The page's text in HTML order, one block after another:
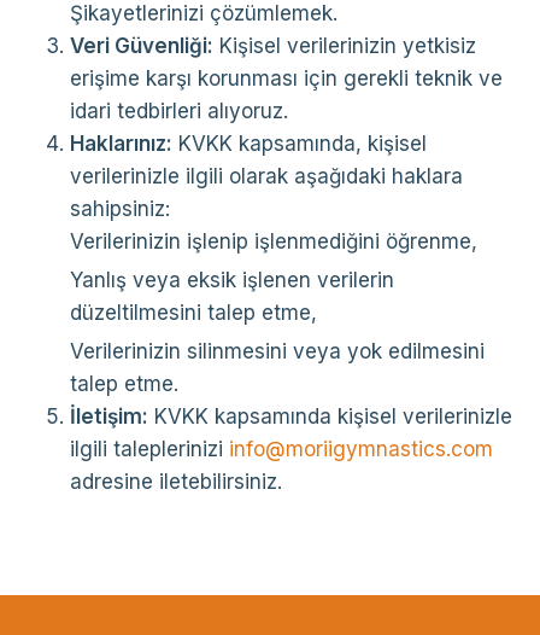
Şikayetlerinizi çözümlemek.
Veri Güvenliği: Kişisel verilerinizin yetkisiz
erişime karşı korunması için gerekli teknik ve
idari tedbirleri alıyoruz.
Haklarınız: KVKK kapsamında, kişisel
verilerinizle ilgili olarak aşağıdaki haklara
sahipsiniz:
Verilerinizin işlenip işlenmediğini öğrenme,
Yanlış veya eksik işlenen verilerin
düzeltilmesini talep etme,
Verilerinizin silinmesini veya yok edilmesini
talep etme.
İletişim: KVKK kapsamında kişisel verilerinizle
ilgili taleplerinizi info@moriigymnastics.com
adresine iletebilirsiniz.